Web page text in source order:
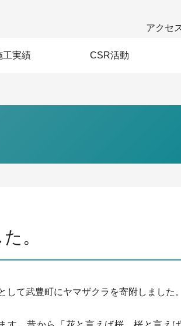
アクセ
工実績 CSR活動
。
て武豊町にヤマザクラを寄附しました。